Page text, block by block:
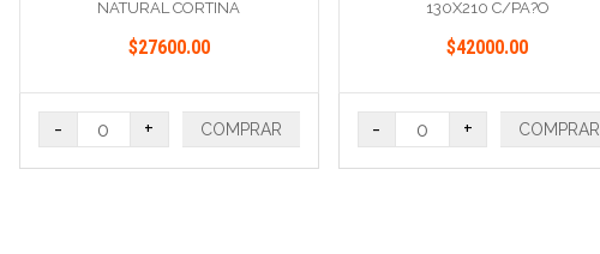
NATURAL CORTINA
$27600.00
- + COMPRAR
130X210 C/PA?O
$42000.00
- + COMPRAR